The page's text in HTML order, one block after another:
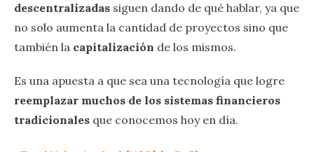
descentralizadas siguen dando de qué hablar, ya que
no solo aumenta la cantidad de proyectos sino que
también la capitalización de los mismos.
Es una apuesta a que sea una tecnología que logre
reemplazar muchos de los sistemas financieros
tradicionales que conocemos hoy en día.